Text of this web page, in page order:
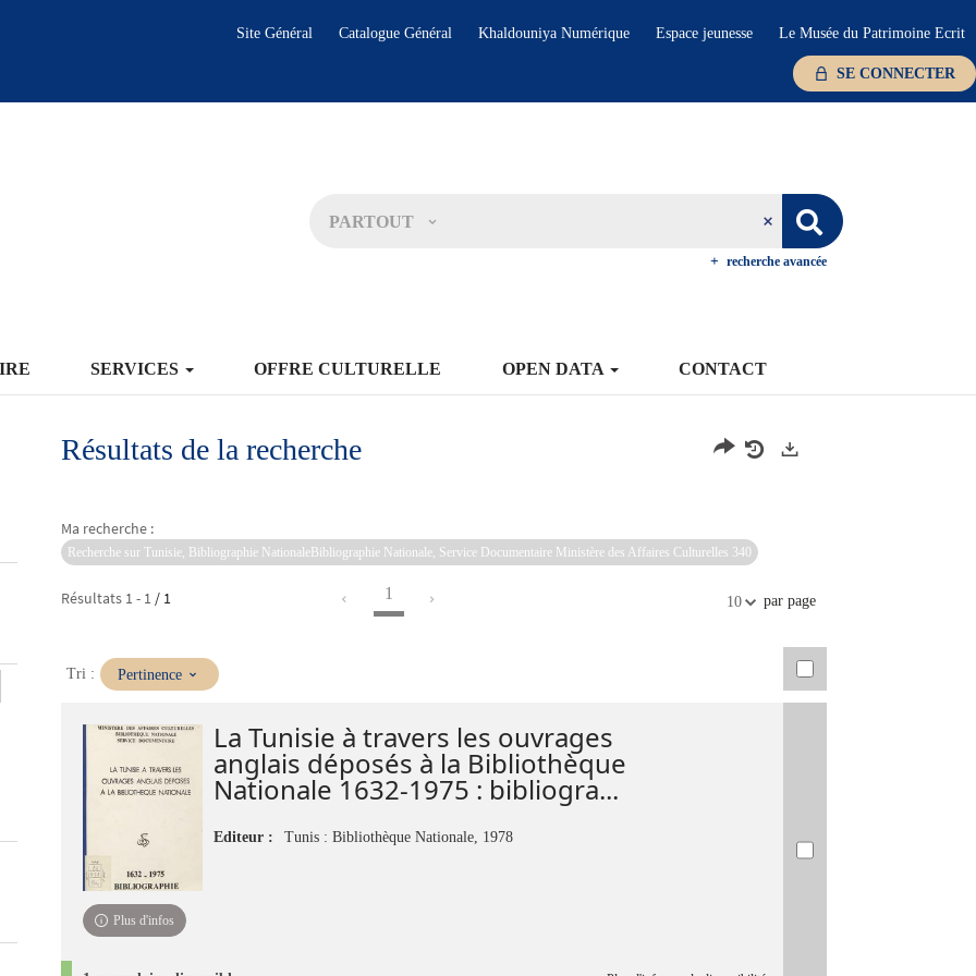
Site Général Catalogue Général Khaldouniya Numérique Espace jeunesse Le Musée du Patrimoine Ecrit
SE CONNECTER
PARTOUT
recherche avancée
SERVICES OFFRE CULTURELLE OPEN DATA CONTACT
Résultats de la recherche
Ma recherche :
Recherche sur Tunisie, Bibliographie NationaleBibliographie Nationale, Service Documentaire Ministère des Affaires Culturelles 340
Résultats 1 - 1 / 1 1 10 par page
Tri :(Mise
immédiate)
Pertinence
La Tunisie à travers les ouvrages
anglais déposés à la Bibliothèque
Nationale 1632-1975 : bibliogra...
Editeur : Tunis : Bibliothèque Nationale, 1978
Plus d'infos